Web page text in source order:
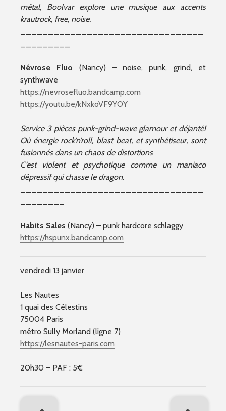
métal, Boolvar explore une musique aux accents
krautrock, free, noise.
Névrose Fluo (Nancy) – noise, punk, grind, et
synthwave
https://nevrosefluo.bandcamp.com
https://youtu.be/kNxkoVF9YOY
Service 3 pièces punk-grind-wave glamour et déjanté!
Où énergie rock’n’roll, blast beat, et synthétiseur, sont
fusionnés dans un chaos de distortions
C’est violent et psychotique comme un maniaco
dépressif qui chasse le dragon.
Habits Sales (Nancy) – punk hardcore schlaggy
https://hspunx.bandcamp.com
vendredi 13 janvier
Les Nautes
1 quai des Célestins
75004 Paris
métro Sully Morland (ligne 7)
https://lesnautes-paris.com
20h30 – PAF : 5€